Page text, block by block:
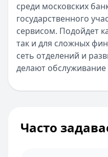
среди московских
государственного
сервисом. Подойдет
так и для сложных
сеть отделений и
делают
Часто